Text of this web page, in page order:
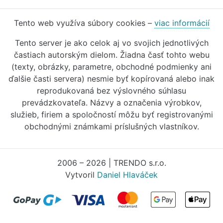
Tento web využíva súbory cookies – viac informácií
Tento server je ako celok aj vo svojich jednotlivých
častiach autorským dielom. Žiadna časť tohto webu
(texty, obrázky, parametre, obchodné podmienky ani
ďalšie časti servera) nesmie byť kopírovaná alebo inak
reprodukovaná bez výslovného súhlasu
prevádzkovateľa. Názvy a označenia výrobkov,
služieb, firiem a spoločností môžu byť registrovanými
obchodnými známkami príslušných vlastníkov.
2006 – 2026 | TRENDO s.r.o.
Vytvoril Daniel Hlaváček